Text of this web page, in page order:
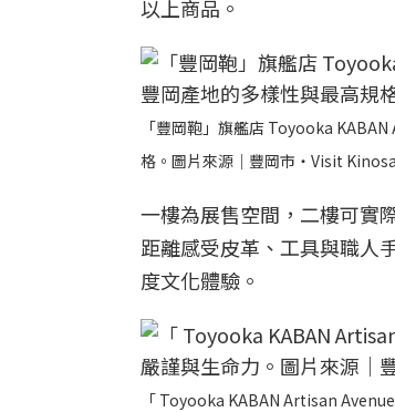
以上商品。
「豐岡鞄」旗艦店 Toyooka
格。圖片來源｜豐岡市・Visit
一樓為展售空間，二樓可實
距離感受皮革、工具與職人
度文化體驗。
「 Toyooka KABAN Artisan